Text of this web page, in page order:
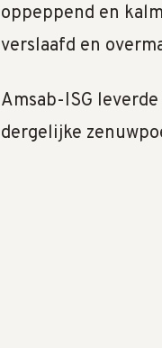
oppeppend en
verslaafd en
Amsab-ISG
dergelijke